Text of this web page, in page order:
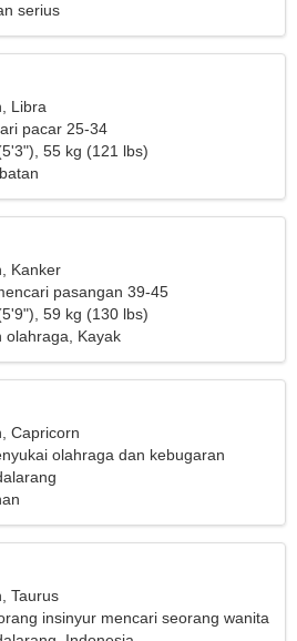
serius
Libra
pacar 25-34
55 kg (121 lbs)
Kanker
pasangan 39-45
59 kg (130 lbs)
olahraga, Kayak
Capricorn
olahraga dan kebugaran
Taurus
insinyur mencari seorang wanita